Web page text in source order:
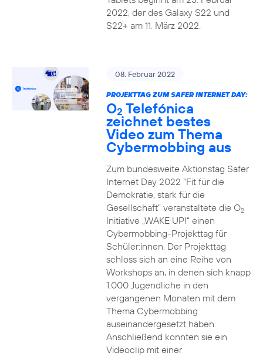
2022, der des Galaxy S22 und
S22+ am 11. März 2022.
08. Februar 2022
PROJEKTTAG ZUM SAFER INTERNET DAY:
O2 Telefónica
zeichnet bestes
Video zum Thema
Cybermobbing aus
Zum bundesweite Aktionstag Safer
Internet Day 2022 “Fit für die
Demokratie, stark für die
Gesellschaft” veranstaltete die O2
Initiative „WAKE UP!“ einen
Cybermobbing-Projekttag für
Schüler:innen. Der Projekttag
schloss sich an eine Reihe von
Workshops an, in denen sich knapp
1.000 Jugendliche in den
vergangenen Monaten mit dem
Thema Cybermobbing
auseinandergesetzt haben.
Anschließend konnten sie ein
Videoclip mit einer